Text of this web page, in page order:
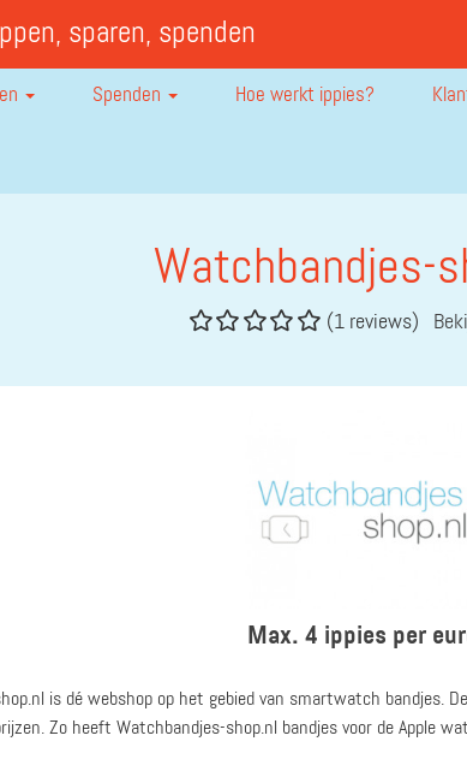
sparen, spenden
Spenden Hoe werkt ippies?
Watchbandjes-
(1 reviews)
Max. 4 ippies per
is dé webshop op het gebied van smartwatch bandjes.
Zo heeft Watchbandjes-shop.nl bandjes voor de Apple